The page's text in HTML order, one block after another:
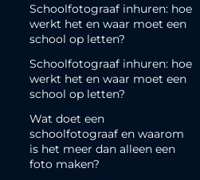
Schoolfotograaf inhuren: hoe
werkt het en waar moet een
school op letten?
Schoolfotograaf inhuren: hoe
werkt het en waar moet een
school op letten?
Wat doet een
schoolfotograaf en waarom
is het meer dan alleen een
foto maken?